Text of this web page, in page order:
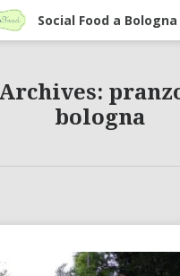
Social Food a Bologna
bologna